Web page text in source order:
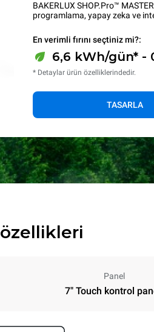
BAKERLUX SHOP.Pro™
programlama, yapay zeka ve
En verimli fırını seçtiniz mi?:
6,6 kWh/gün* -
* Detaylar ürün özelliklerindedir.
TASARLA
Panel
7" Touch kontrol